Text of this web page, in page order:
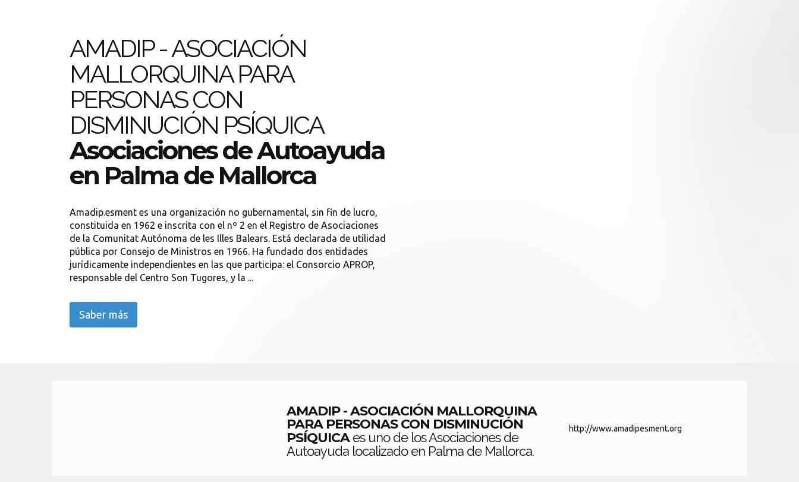
AMADIP - ASOCIACIÓN
MALLORQUINA PARA
PERSONAS CON
DISMINUCIÓN PSÍQUICA
Asociaciones de Autoayuda
en Palma de Mallorca
Amadip.esment es una organización no gubernamental, sin fin de lucro,
constituida en 1962 e inscrita con el nº 2 en el Registro de Asociaciones
de la Comunitat Autónoma de les Illes Balears. Está declarada de utilidad
pública por Consejo de Ministros en 1966. Ha fundado dos entidades
jurídicamente independientes en las que participa: el Consorcio APROP,
responsable del Centro Son Tugores, y la ...
Saber más
AMADIP - ASOCIACIÓN MALLORQUINA
PARA PERSONAS CON DISMINUCIÓN
PSÍQUICAes uno de los Asociaciones de
Autoayuda localizado en Palma de Mallorca.
http://www.amadipesment.org